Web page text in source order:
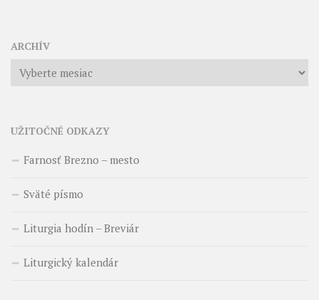
ARCHÍV
Archív
UŽITOČNÉ ODKAZY
Farnosť Brezno – mesto
Sväté písmo
Liturgia hodín – Breviár
Liturgický kalendár